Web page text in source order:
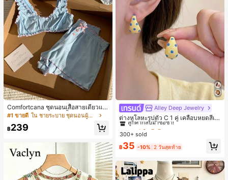
Comfortcana ชุดนอนเสื้อสายเดี่ยวแต่
งระบายและกางเกงขาสั้นสำหรับผู้หญิง
#1 ขายดี ใน ชายระบาย ชุดนอนผู้หญิง
฿239
Alley Deep Jewelry
ต่างหูโลหะรูปตัว C 1 คู่ เคลือบหยดสีเห
ลือง ลายจุดสีน้ำเงิน สไตล์ยุโรปและอเม
ริกัน แฟชั่นส่วนตัว หวานและสง่างาม
สำหรับผู้หญิงและเด็กหญิง สำหรับการเ
ดินทาง งานแต่งงาน ปาร์ตี้ วันเกิด ของ
#1 ขายดี ใน โบโฮ ต่างหูผู้หญิง
ลูกค้ากลับมาซื้อซ้ำ!
เกือบหมดแล้ว!
#1 ขายดี ใน โบโฮ ต่างหูผู้หญิง
ลูกค้ากลับมาซื้อซ้ำ!
เกือบหมดแล้ว!
#1 ขายดี ใน โบโฮ ต่างหูผู้หญิง
ลูกค้ากลับมาซื้อซ้ำ!
เกือบหมดแล้ว!
#1 ขายดี ใน โบโฮ ต่างหูผู้หญิง
เกือบหมดแล้ว!
300+ sold
฿35 -10% 2 วันสุดท้าย